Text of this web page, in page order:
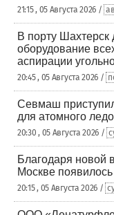
21:15 , 05 Августа 2026 /
В порту Шахтерск
оборудование
аспирации
20:45 , 05 Августа 2026 /
Севмаш
для атомного
20:30 , 05 Августа 2026 /
Благодаря новой
Москве
20:15 , 05 Августа 2026 /